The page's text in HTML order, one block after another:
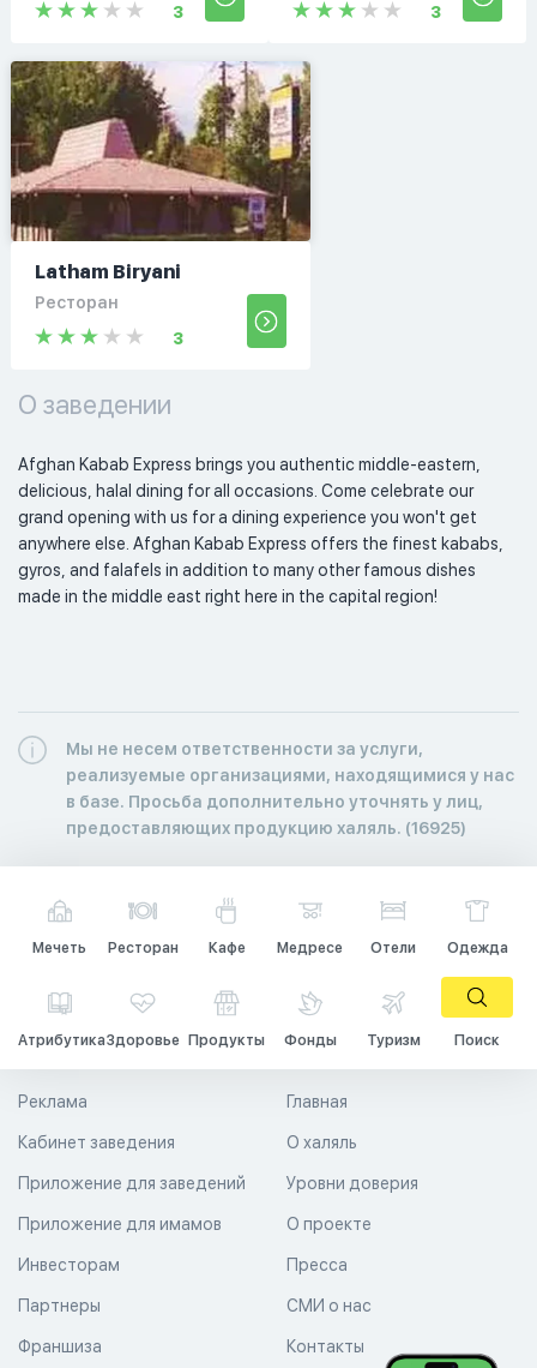
3
3
Latham Biryani
Ресторан
3
О заведении
Afghan Kabab Express brings you authentic middle-eastern,
delicious, halal dining for all occasions. Come celebrate our
grand opening with us for a dining experience you won't get
anywhere else. Afghan Kabab Express offers the finest kababs,
gyros, and falafels in addition to many other famous dishes
made in the middle east right here in the capital region!
Мы не несем ответственности за услуги,
реализуемые организациями, находящимися у нас
в базе. Просьба дополнительно уточнять у лиц,
предоставляющих продукцию халяль. (16925)
Мечеть Ресторан Кафе Медресе Отели Одежда
АтрибутикаЗдоровье Продукты Фонды Туризм Поиск
Главная
О халяль
Уровни доверия
Реклама
Кабинет заведения
Приложение для заведений
Приложение для имамов О проекте
Пресса
СМИ о нас
Контакты
Инвесторам
Партнеры
Франшиза